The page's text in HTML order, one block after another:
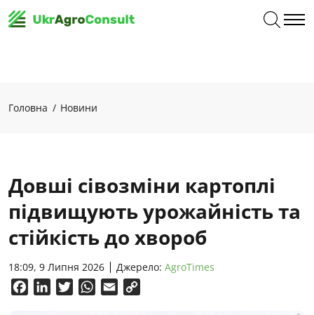
Головна Новини
Довші сівозміни картоплі
підвищують урожайність та
стійкість до хвороб
18:09, 9 Липня 2026 Джерело: AgroTimes
FacebookLinkedInTwitterWhatsApp
Email